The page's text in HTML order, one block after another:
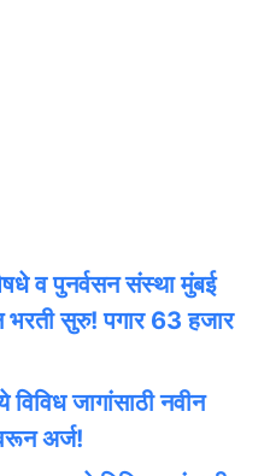
व पुनर्वसन संस्था मुंबई
भरती सुरु! पगार 63 हजार
विविध जागांसाठी नवीन
अर्ज!